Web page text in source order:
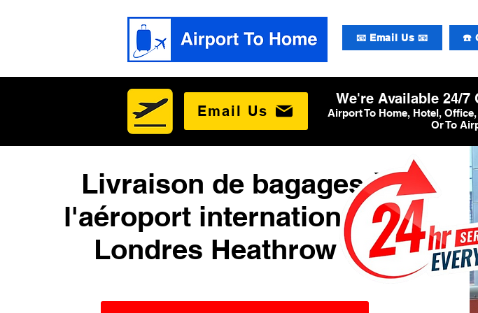
📧 Email Us 📧 ☎️
Email Us
We're Available 24/7
Airport To Home, Hotel,
Or To
Livraison de bagages à
l'aéroport international de
Londres Heathrow T2